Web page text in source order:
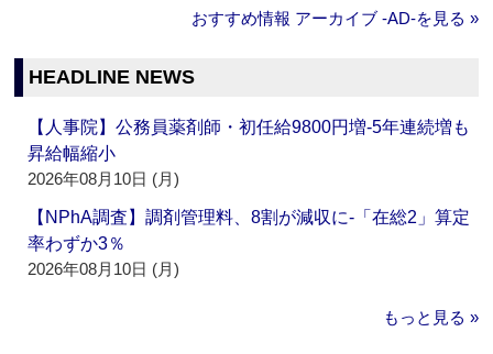
おすすめ情報 アーカイブ ‐AD‐を見る »
HEADLINE NEWS
【人事院】公務員薬剤師・初任給9800円増‐5年連続増も
昇給幅縮小
2026年08月10日 (月)
【NPhA調査】調剤管理料、8割が減収に‐「在総2」算定
率わずか3％
2026年08月10日 (月)
もっと見る »